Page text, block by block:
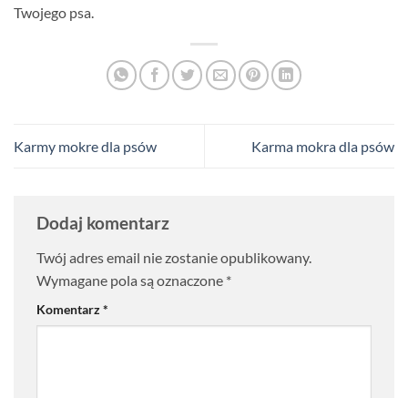
Twojego psa.
Karmy mokre dla psów Karma mokra dla psów
Dodaj komentarz
Twój adres email nie zostanie opublikowany.
Wymagane pola są oznaczone *
Komentarz*